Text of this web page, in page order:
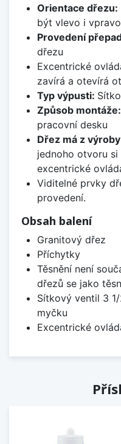
Orientace dřezu:
být vlevo i vpravo
Provedení
dřezu
Excentrické
zavírá a otevírá
Typ výpusti:
Způsob montáže:
pracovní desku
Dřez má z
jednoho otvoru
excentrické
Viditelné prvky
provedení.
Obsah balení
Granitový dřez
Příchytky
Těsnění není
dřezů se jako
Sítkový ventil 3
myčku
Excentrické